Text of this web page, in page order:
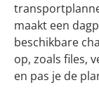
maakt een
beschikbare
op, zoals files,
en pas je de